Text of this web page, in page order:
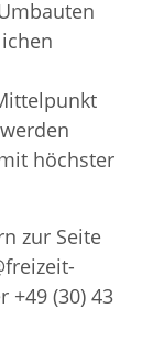
höchster
zur Seite
+49 (30) 43